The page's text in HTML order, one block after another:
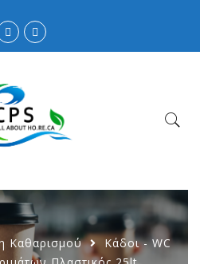
Καθαρισμού
Κάδοι - WC